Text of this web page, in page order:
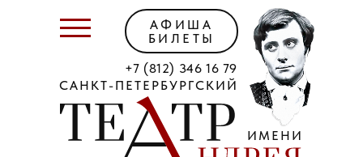
САНКТ-ПЕТЕРБУРГСКИЙ
ИМЕНИ
+7 (812) 346 16 79
АФИША
БИЛЕТЫ